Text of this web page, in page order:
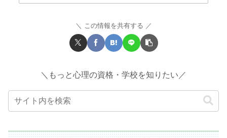
この情報を共有する
＼もっと心理の資格・学校を知りたい／